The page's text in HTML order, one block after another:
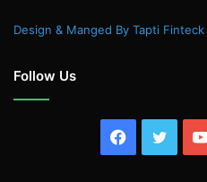
Design & Manged By Tapti Finteck
Follow Us
Facebook